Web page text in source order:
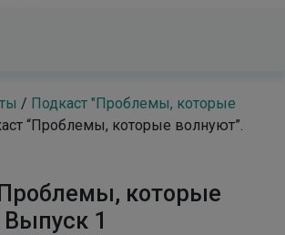
/ Подкаст "Проблемы, которые
“Проблемы, которые волнуют”.
которые
1